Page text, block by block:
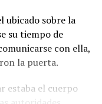
ubicado sobre la
su tiempo de
con ella,
la puerta.
estaba el cuerpo